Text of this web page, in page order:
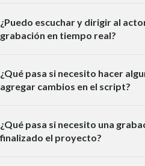
¿Puedo escuchar y dirigir al
grabación en tiempo real?
¿Qué pasa si necesito hacer
agregar cambios en el script?
¿Qué pasa si necesito una
finalizado el proyecto?